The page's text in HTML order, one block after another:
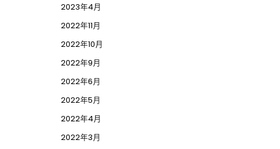
2023年4月
2022年11月
2022年10月
2022年9月
2022年6月
2022年5月
2022年4月
2022年3月